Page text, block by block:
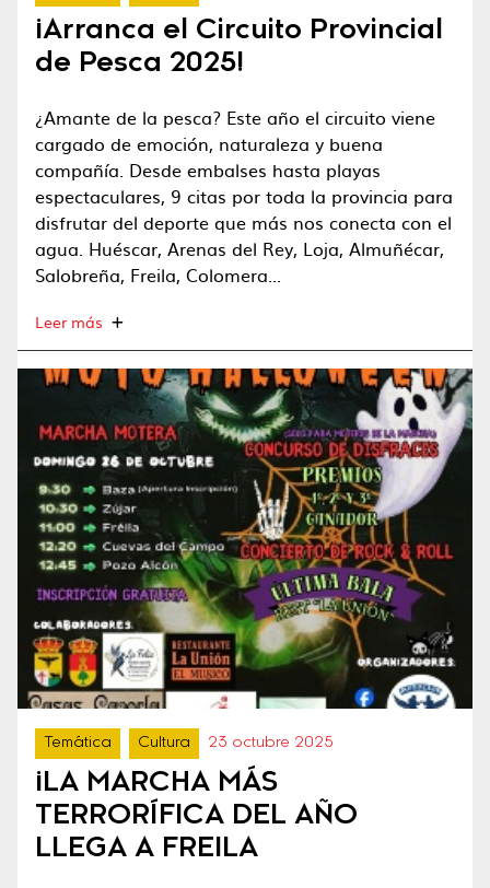
¡Arranca el Circuito Provincial
de Pesca 2025!
¿Amante de la pesca? Este año el circuito viene
cargado de emoción, naturaleza y buena
compañía. Desde embalses hasta playas
espectaculares, 9 citas por toda la provincia para
disfrutar del deporte que más nos conecta con el
agua. Huéscar, Arenas del Rey, Loja, Almuñécar,
Salobreña, Freila, Colomera...
Leer más
Temática Cultura 23 octubre 2025
¡LA MARCHA MÁS
TERRORÍFICA DEL AÑO
LLEGA A FREILA